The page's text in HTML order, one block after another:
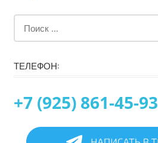
ТЕЛЕФОН:
+7 (925) 861-45-93